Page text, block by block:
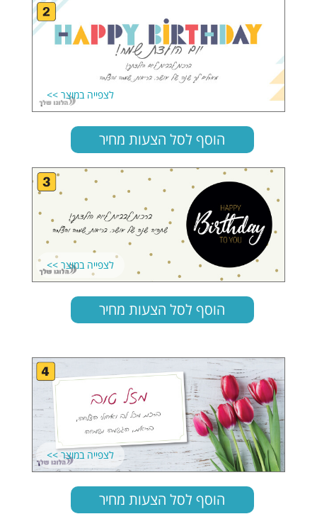
הוסף לסל הצעות מחיר
הוסף לסל הצעות מחיר
הוסף לסל הצעות מחיר